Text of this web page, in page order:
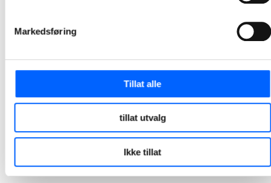
Markedsføring
Tillat alle
tillat utvalg
Ikke tillat
2026-03-30 10:30
1 2 3 4 5 ... 12